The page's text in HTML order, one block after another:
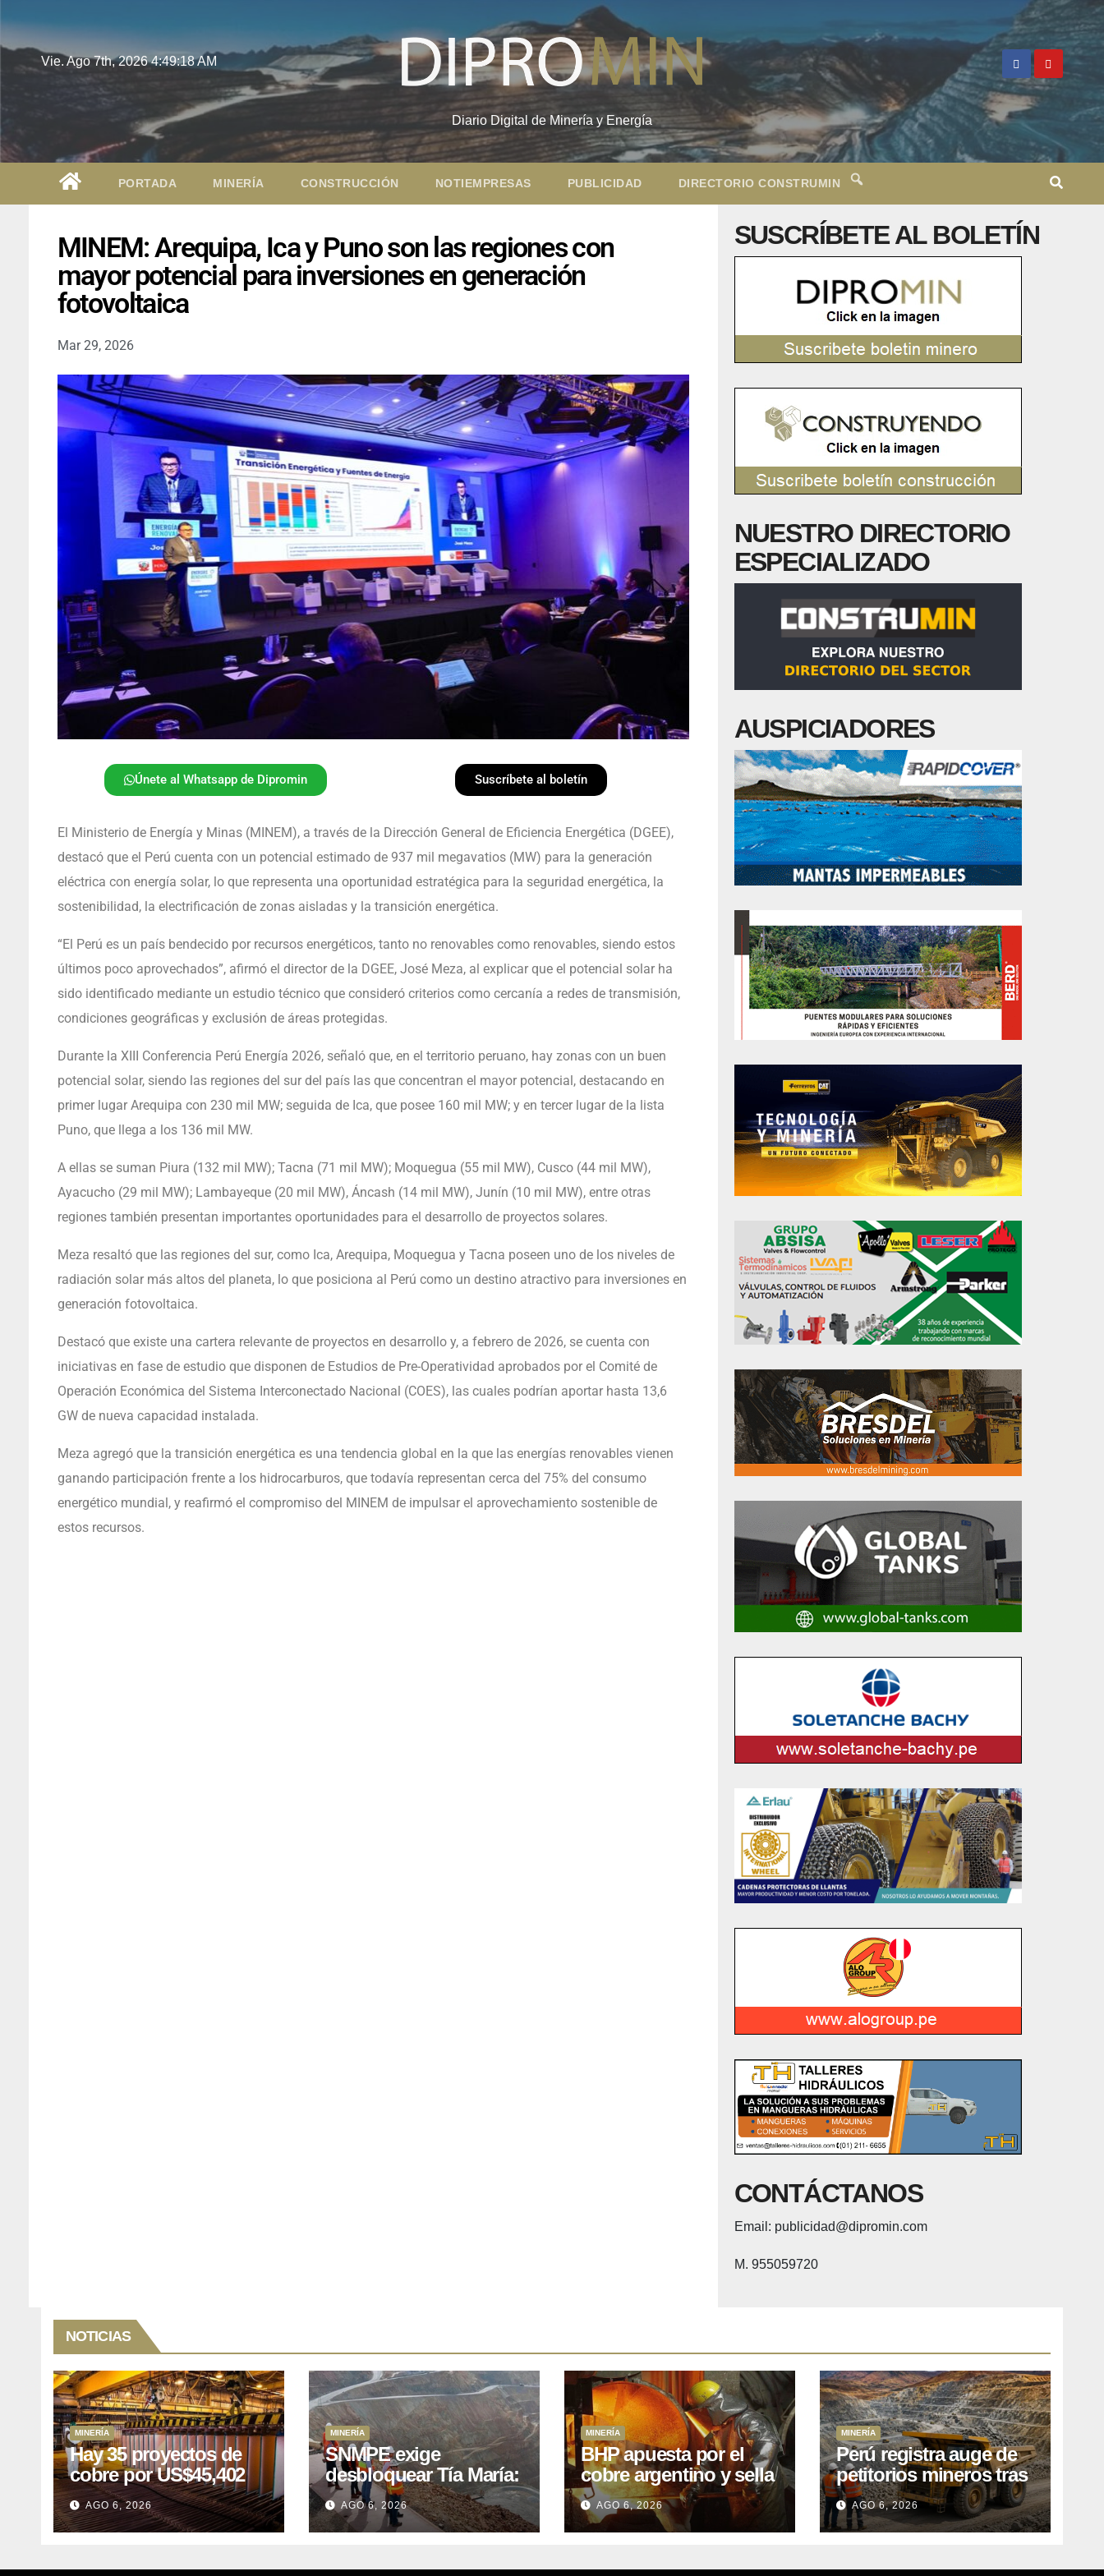
Vie. Ago 7th, 20264:49:19 AM
Diario Digital de Minería y Energía
PORTADA MINERÍA CONSTRUCCIÓN NOTIEMPRESAS PUBLICIDAD DIRECTORIO CONSTRUMIN
MINEM: Arequipa, Ica y Puno son las regiones con
mayor potencial para inversiones en generación
fotovoltaica
Mar 29, 2026
Únete al Whatsapp de Dipromin Suscríbete al boletín
El Ministerio de Energía y Minas (MINEM), a través de la Dirección General de Eficiencia Energética (DGEE),
destacó que el Perú cuenta con un potencial estimado de 937 mil megavatios (MW) para la generación
eléctrica con energía solar, lo que representa una oportunidad estratégica para la seguridad energética, la
sostenibilidad, la electrificación de zonas aisladas y la transición energética.
“El Perú es un país bendecido por recursos energéticos, tanto no renovables como renovables, siendo estos
últimos poco aprovechados”, afirmó el director de la DGEE, José Meza, al explicar que el potencial solar ha
sido identificado mediante un estudio técnico que consideró criterios como cercanía a redes de transmisión,
condiciones geográficas y exclusión de áreas protegidas.
Durante la XIII Conferencia Perú Energía 2026, señaló que, en el territorio peruano, hay zonas con un buen
potencial solar, siendo las regiones del sur del país las que concentran el mayor potencial, destacando en
primer lugar Arequipa con 230 mil MW; seguida de Ica, que posee 160 mil MW; y en tercer lugar de la lista
Puno, que llega a los 136 mil MW.
A ellas se suman Piura (132 mil MW); Tacna (71 mil MW); Moquegua (55 mil MW), Cusco (44 mil MW),
Ayacucho (29 mil MW); Lambayeque (20 mil MW), Áncash (14 mil MW), Junín (10 mil MW), entre otras
regiones también presentan importantes oportunidades para el desarrollo de proyectos solares.
Meza resaltó que las regiones del sur, como Ica, Arequipa, Moquegua y Tacna poseen uno de los niveles de
radiación solar más altos del planeta, lo que posiciona al Perú como un destino atractivo para inversiones en
generación fotovoltaica.
Destacó que existe una cartera relevante de proyectos en desarrollo y, a febrero de 2026, se cuenta con
iniciativas en fase de estudio que disponen de Estudios de Pre-Operatividad aprobados por el Comité de
Operación Económica del Sistema Interconectado Nacional (COES), las cuales podrían aportar hasta 13,6
GW de nueva capacidad instalada.
Meza agregó que la transición energética es una tendencia global en la que las energías renovables vienen
ganando participación frente a los hidrocarburos, que todavía representan cerca del 75% del consumo
energético mundial, y reafirmó el compromiso del MINEM de impulsar el aprovechamiento sostenible de
estos recursos.
SUSCRÍBETE AL BOLETÍN
NUESTRO DIRECTORIO
ESPECIALIZADO
AUSPICIADORES
CONTÁCTANOS
Email: publicidad@dipromin.com
M. 955059720
NOTICIAS
MINERÍA
Hay 35 proyectos de
cobre por US$45,402
millones que Perú
puede aprovechar
AGO 6, 2026
MINERÍA
SNMPE exige
desbloquear Tía María:
el proyecto de
US$1.400M que Perú
lleva 15 años
AGO 6, 2026
MINERÍA
BHP apuesta por el
cobre argentino y sella
acuerdo con Kobrea
para siete proyecto
AGO 6, 2026
MINERÍA
Perú registra auge de
petitorios mineros tras
liberación de más de
mil concesiones para
explorar cobre y oro
AGO 6, 2026